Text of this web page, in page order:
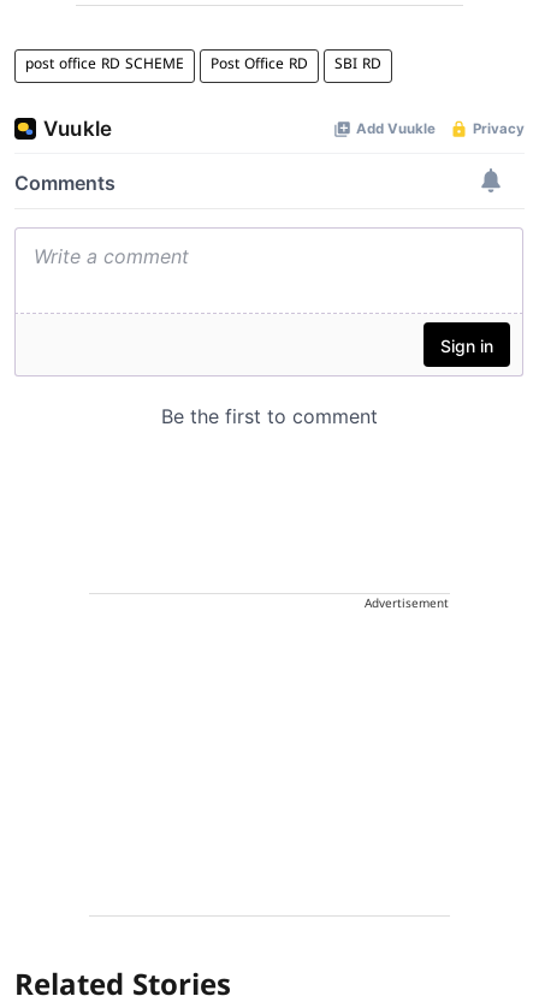
post office RD SCHEME Post Office RD SBI RD
Advertisement
Related Stories